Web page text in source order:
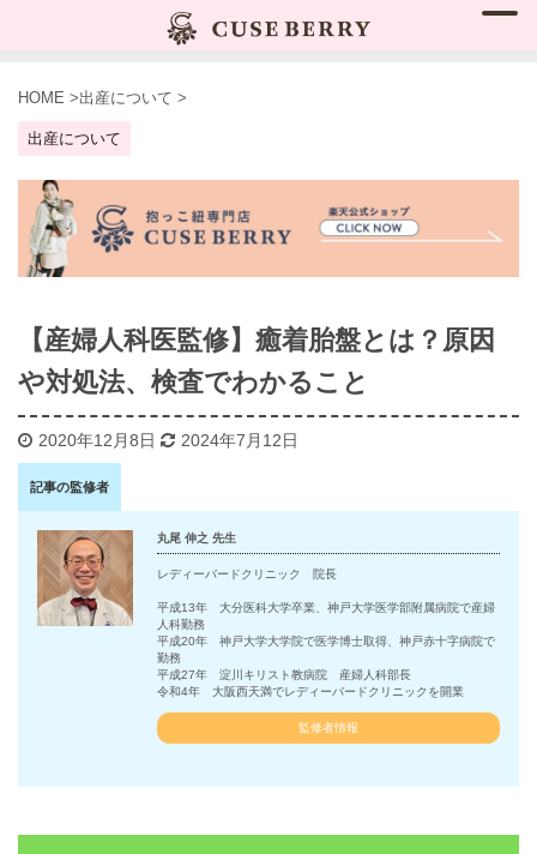
HOME >出産について >
出産について
【産婦人科医監修】癒着胎盤とは？原因
や対処法、検査でわかること
2020年12月8日 2024年7月12日
記事の監修者
丸尾 伸之 先生
レディーバードクリニック 院長
平成13年 大分医科大学卒業、神戸大学医学部附属病院で産婦
人科勤務
平成20年 神戸大学大学院で医学博士取得、神戸赤十字病院で
勤務
平成27年 淀川キリスト教病院 産婦人科部長
令和4年 大阪西天満でレディーバードクリニックを開業
監修者情報